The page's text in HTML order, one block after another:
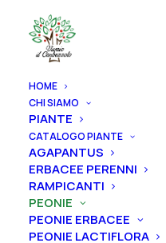
HOME
CHI SIAMO
PIANTE
CATALOGO PIANTE
AGAPANTUS
ERBACEE PERENNI
RAMPICANTI
PEONIE
PEONIE ERBACEE
PEONIE LACTIFLORA